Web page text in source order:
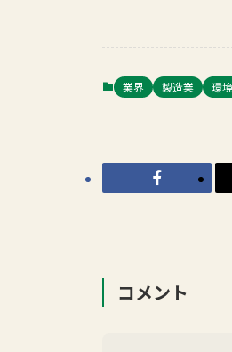
業界 製造業 環境
コメント